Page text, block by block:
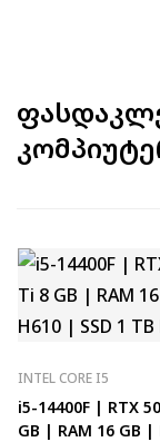
INTEL CORE I5
i5-14400F | RTX
GB | RAM 16 GB |